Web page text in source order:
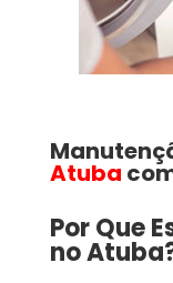
Atuba
Por Que
no